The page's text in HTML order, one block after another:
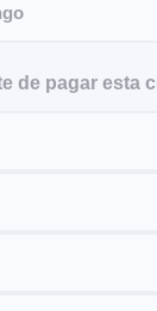
de pagar esta